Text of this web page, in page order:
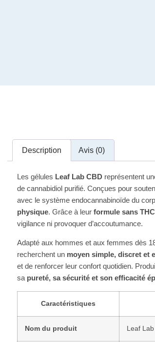
Description Avis (0)
Les gélules Leaf Lab CBD représentent
de cannabidiol purifié. Conçues pour
avec le système endocannabinoïde du
physique. Grâce à leur formule sans THC
vigilance ni provoquer d’accoutumance.
Adapté aux hommes et aux femmes dès
recherchent un moyen simple, discret et
et de renforcer leur confort quotidien.
sa pureté, sa sécurité et son efficacité
Caractéristiques
Nom du produit Leaf